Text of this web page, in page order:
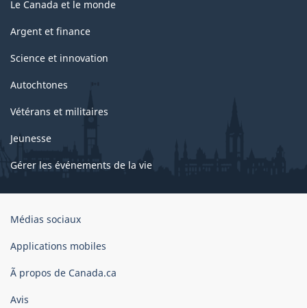
Le Canada et le monde
Argent et finance
Science et innovation
Autochtones
Vétérans et militaires
Jeunesse
Gérer les événements de la vie
Organisation
gouvernement
Canada
Médias sociaux
Applications mobiles
Ã propos de Canada.ca
Avis